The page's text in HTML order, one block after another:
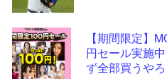
【期間限定】
円セール実施
ず全部買うや
自動
更新
ツー
ル